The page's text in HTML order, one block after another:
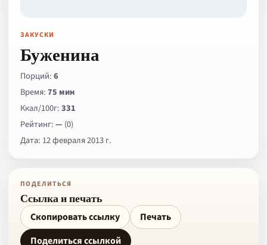
ЗАКУСКИ
Буженина
Порций:6
Время:75 мин
Ккал/100г:331
Рейтинг:— (0)
Дата: 12 февраля 2013 г.
ПОДЕЛИТЬСЯ
Ссылка и печать
Скопировать ссылку
Печать
Поделиться ссылкой